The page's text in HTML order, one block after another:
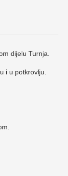
dijelu Turnja.
i u potkrovlju.